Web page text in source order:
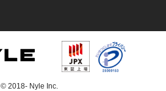
© 2018- Nyle Inc.